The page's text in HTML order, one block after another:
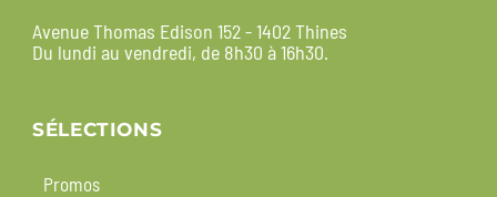
Avenue Thomas Edison 152 - 1402 Thines
Du lundi au vendredi, de 8h30 à 16h30.
SÉLECTIONS
Promos